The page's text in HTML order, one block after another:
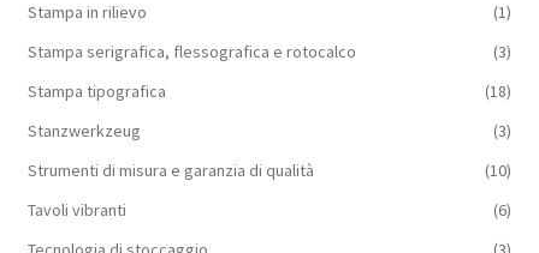
Stampa in rilievo
(1)
Stampa serigrafica, flessografica e rotocalco
(3)
Stampa tipografica
(18)
Stanzwerkzeug
(3)
Strumenti di misura e garanzia di qualità
(10)
Tavoli vibranti
(6)